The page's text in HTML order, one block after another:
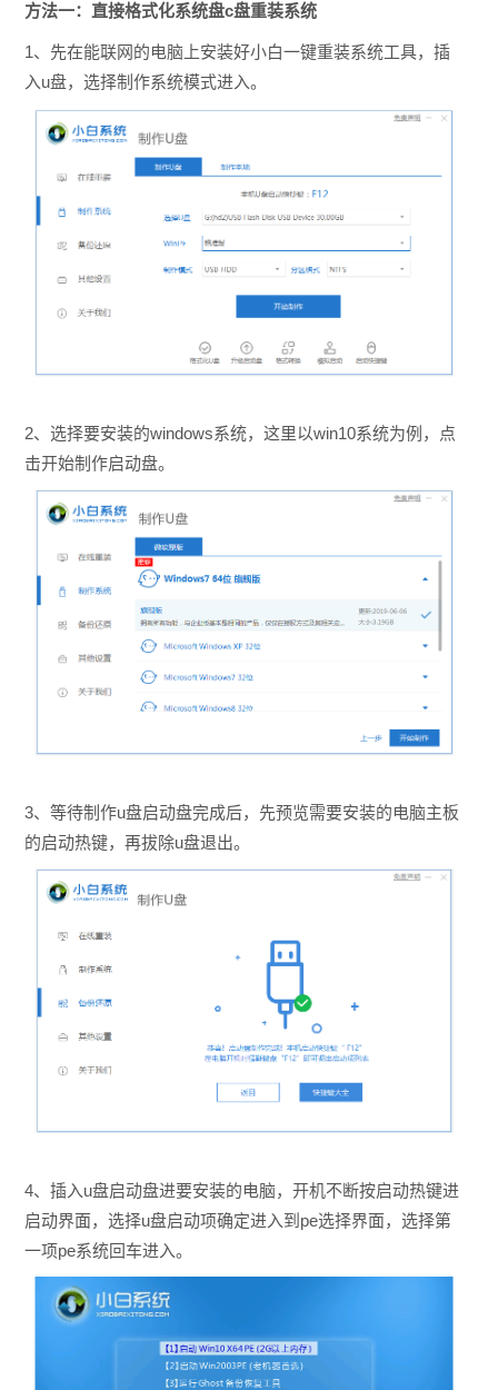
方法一：直接格式化系统盘c盘重装系统
1、先在能联网的电脑上安装好小白一键重装系统工具，插
入u盘，选择制作系统模式进入。
2、选择要安装的windows系统，这里以win10系统为例，点
击开始制作启动盘。
3、等待制作u盘启动盘完成后，先预览需要安装的电脑主板
的启动热键，再拔除u盘退出。
4、插入u盘启动盘进要安装的电脑，开机不断按启动热键进
启动界面，选择u盘启动项确定进入到pe选择界面，选择第
一项pe系统回车进入。